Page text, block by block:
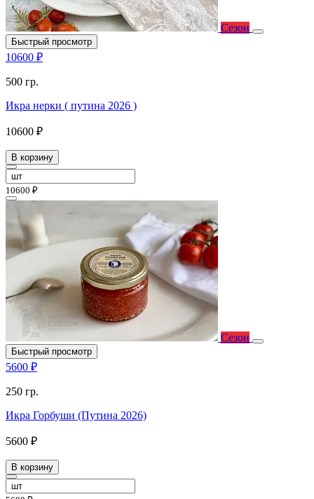
Сезон
Быстрый просмотр
10600 ₽
500 гр.
Икра нерки ( путина 2026 )
10600 ₽
В корзину
10600 ₽
Сезон
Быстрый просмотр
5600 ₽
250 гр.
Икра Горбуши (Путина 2026)
5600 ₽
В корзину